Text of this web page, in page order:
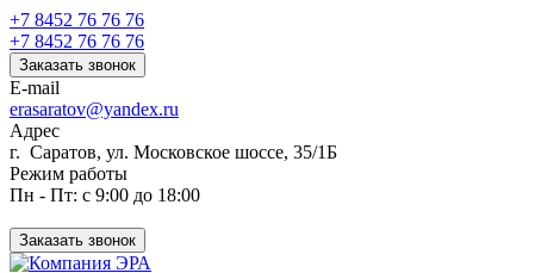
+7 8452 76 76 76
+7 8452 76 76 76
Заказать звонок
E-mail
erasaratov@yandex.ru
Адрес
г. Саратов, ул. Московское шоссе, 35/1Б
Режим работы
Пн - Пт: с 9:00 до 18:00
Заказать звонок